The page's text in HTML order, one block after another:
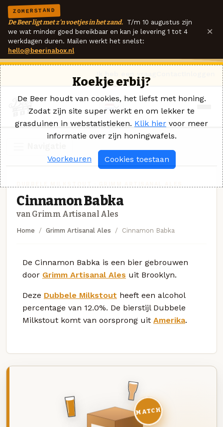
ZOMERSTAND
De Beer ligt met z'n voetjes in het zand. T/m 10 augustus zijn
we wat minder goed bereikbaar en kan je levering 1 tot 4
werkdagen duren. Mailen werkt het snelst:
hello@beerinabox.nl
×
Cinnamon Babka
van Grimm Artisanal Ales
Home Grimm Artisanal Ales Cinnamon Babka
De Cinnamon Babka is een bier gebrouwen
door Grimm Artisanal Ales uit Brooklyn.
Deze Dubbele Milkstout heeft een alcohol
percentage van 12.0%. De bierstijl Dubbele
Milkstout komt van oorsprong uit Amerika.
MATCH
Koekje erbij?
De Beer houdt van cookies, het liefst met honing.
Zodat zijn site super werkt en om lekker te
grasduinen in webstatistieken. Klik hier voor meer
informatie over zijn honingwafels.
Voorkeuren Cookies toestaan